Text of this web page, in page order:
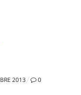
2013 0